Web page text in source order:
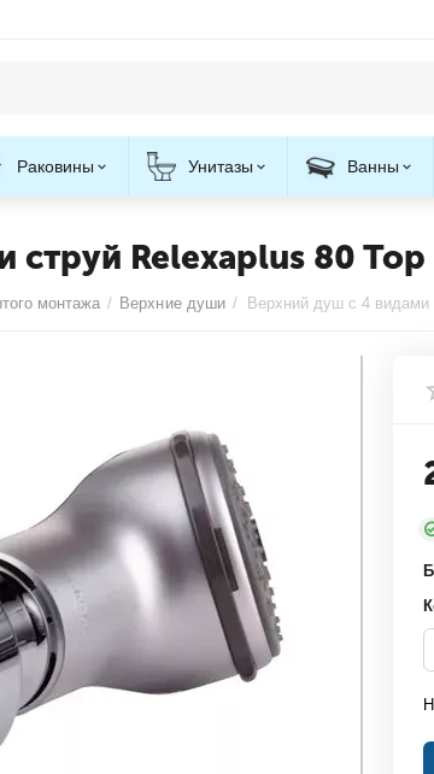
Раковины Унитазы Ванны
струй Relexaplus 80
монтажа / Верхние души /